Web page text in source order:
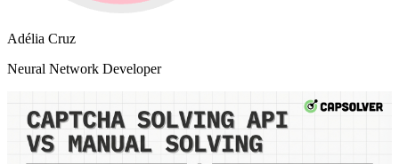
Adélia Cruz
Neural Network Developer